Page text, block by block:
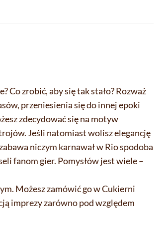
Co zrobić, aby się tak stało? Rozważ
przeniesienia się do innej epoki
zdecydować się na motyw
Jeśli natomiast wolisz elegancję
niczym karnawał w Rio spodoba
fanom gier. Pomysłów jest wiele –
Możesz zamówić go w Cukierni
imprezy zarówno pod względem